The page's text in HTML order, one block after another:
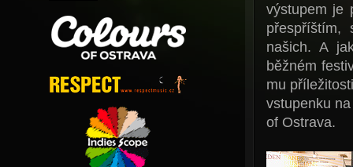
výstupem je
přespříštím,
našich. A
běžném
mu
vstupenku
of Ostrava.